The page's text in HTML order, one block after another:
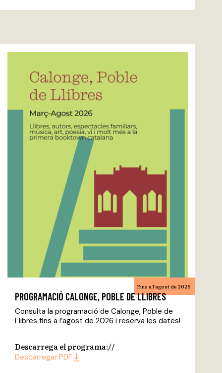
Fins a l'agost de 2026
PROGRAMACIÓ CALONGE, POBLE DE LLIBRES
Consulta la programació de Calonge, Poble de
Llibres fins a l’agost de 2026 i reserva les dates!
Descarrega el programa://
Descarregar PDF